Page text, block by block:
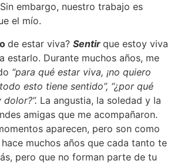
embargo, nuestro trabajo es
el mío.
de estar viva? Sentir que estoy viva
estarlo. Durante muchos años, me
“para qué estar viva, ¡no quiero
esto tiene sentido”, “¿por qué
La angustia, la soledad y la
amigas que me acompañaron.
aparecen, pero son como
muchos años que cada tanto te
pero que no forman parte de tu